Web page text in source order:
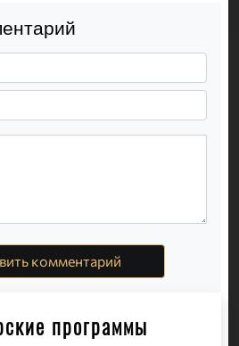
комментарий
программы